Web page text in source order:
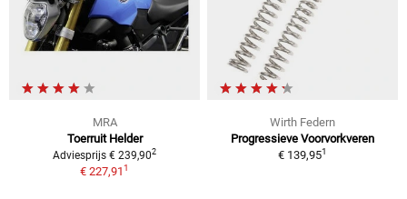
MRA
Toerruit Helder
Adviesprijs € 239,902
€ 227,911
Wirth Federn
Progressieve Voorvorkveren
€ 139,951